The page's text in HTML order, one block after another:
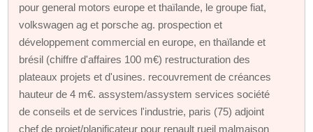
pour general motors europe et thaïlande, le groupe fiat,
volkswagen ag et porsche ag. prospection et
développement commercial en europe, en thaïlande et
brésil (chiffre d'affaires 100 m€) restructuration des
plateaux projets et d'usines. recouvrement de créances
hauteur de 4 m€. assystem/assystem services société
de conseils et de services l'industrie, paris (75) adjoint
chef de projet/planificateur pour renault rueil malmaison